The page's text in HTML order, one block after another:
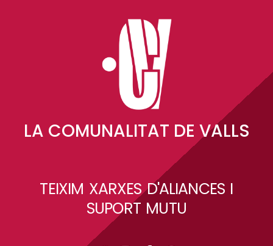
LA COMUNALITAT DE VALLS
TEIXIM XARXES D'ALIANCES I
SUPORT MUTU